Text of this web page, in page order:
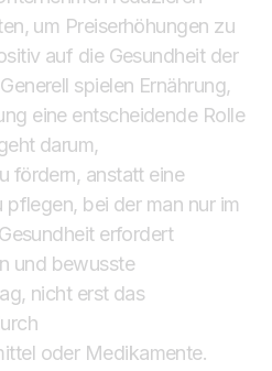
um Preiserhöhungen zu
auf die Gesundheit der
spielen Ernährung,
eine entscheidende Rolle
darum,
fördern, anstatt eine
pflegen, bei der man nur im
erfordert
und bewusste
nicht erst das
oder Medikamente.